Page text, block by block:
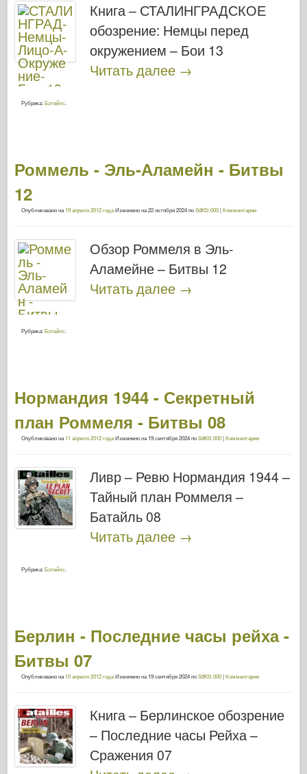
Книга – СТАЛИНГРАДСКОЕ
обозрение: Немцы перед
окружением – Бои 13
Читать далее →
Рубрика:Бэтейлс
Роммель - Эль-Аламейн - Битвы
12
Опубликовано на 19 апреля 2012 годаИзменено на22 октября 2024поSdKfz.000|Комментарии
Обзор Роммеля в Эль-
Аламейне – Битвы 12
Читать далее →
Рубрика:Бэтейлс
Нормандия 1944 - Секретный
план Роммеля - Битвы 08
Опубликовано на 11 апреля 2012 годаИзменено на 19 сентября 2024поSdKfz.000|Комментарии
Ливр – Ревю Нормандия 1944 –
Тайный план Роммеля –
Батайль 08
Читать далее →
Рубрика:Бэтейлс
Берлин - Последние часы рейха -
Битвы 07
Опубликовано на 10 апреля 2012 годаИзменено на 19 сентября 2024поSdKfz.000|Комментарии
Книга – Берлинское обозрение
– Последние часы Рейха –
Сражения 07